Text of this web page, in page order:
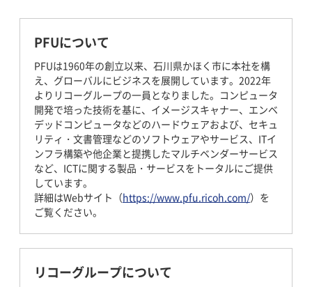
PFUについて
PFUは1960年の創立以来、石川県かほく市に本社を構
え、グローバルにビジネスを展開しています。2022年
よりリコーグループの一員となりました。コンピュータ
開発で培った技術を基に、イメージスキャナー、エンベ
デッドコンピュータなどのハードウェアおよび、セキュ
リティ・文書管理などのソフトウェアやサービス、ITイ
ンフラ構築や他企業と提携したマルチベンダーサービス
など、ICTに関する製品・サービスをトータルにご提供
しています。
詳細はWebサイト（https://www.pfu.ricoh.com/）を
ご覧ください。
リコーグループについて